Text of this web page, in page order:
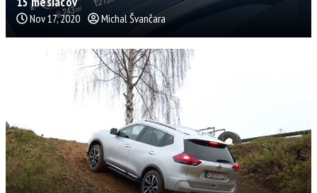
Nov 17, 2020 Michal Švančara